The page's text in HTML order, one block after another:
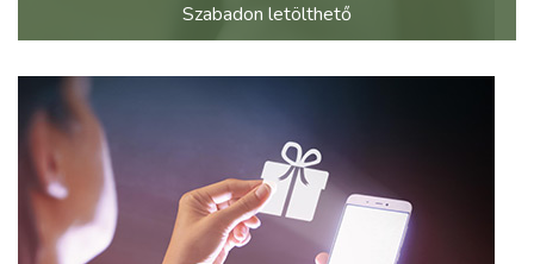
Szabadon letölthető